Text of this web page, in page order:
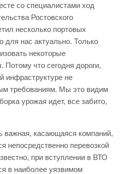
со специалистами ход
Ростовского
несколько портовых
для нас актуально. Только
некоторые
Потому что сегодня дороги,
инфраструктуре не
требованиям. Мы это видим
урожая идет, все забито,
касающаяся компаний,
непосредственно перевозкой
при вступлении в ВТО
в наиболее уязвимом